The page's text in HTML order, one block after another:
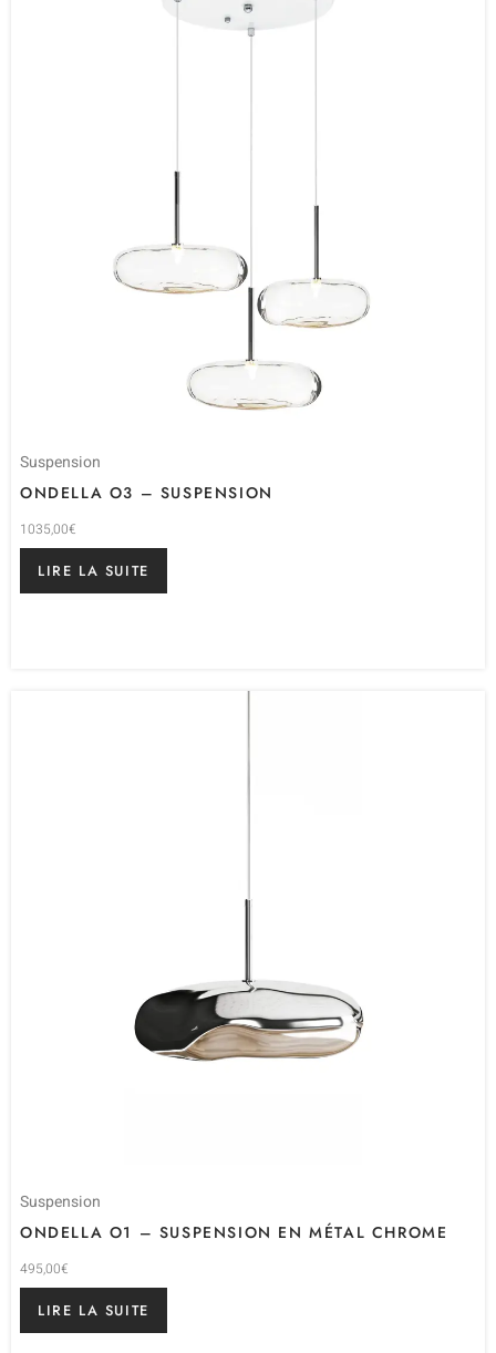
Suspension
ONDELLA O3 – SUSPENSION
1035,00€
LIRE LA SUITE
Suspension
ONDELLA O1 – SUSPENSION EN MÉTAL CHROME
495,00€
LIRE LA SUITE